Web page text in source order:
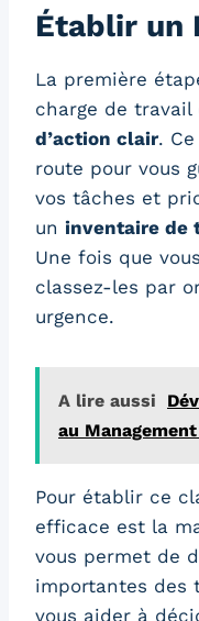
Établir un
La première
charge de
d’action clair.
route pour vous
vos tâches et
un inventaire de
Une fois que
classez-les par
urgence.
A lire aussi
au
Pour établir ce
efficace est la
vous permet de
importantes des
vous aider à